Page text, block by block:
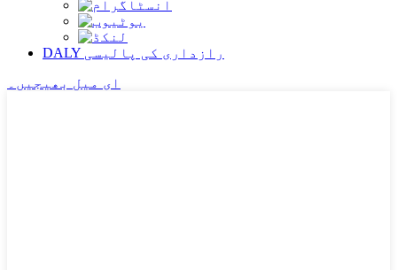
DALY رازداری کی پالیسی
ای میل بھیجیں۔